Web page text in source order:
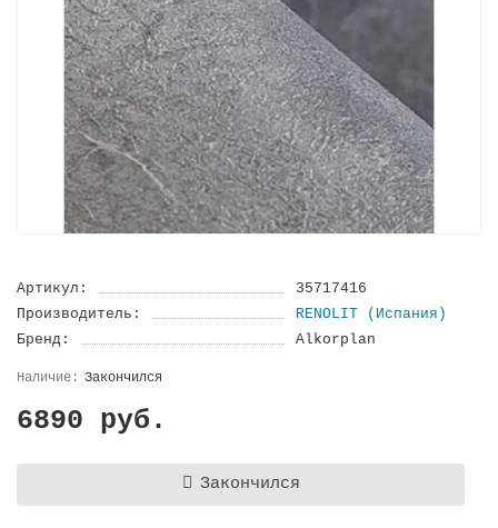
Артикул:
35717416
Производитель:
RENOLIT (Испания)
Бренд:
Alkorplan
Закончился
6890 руб.
Закончился